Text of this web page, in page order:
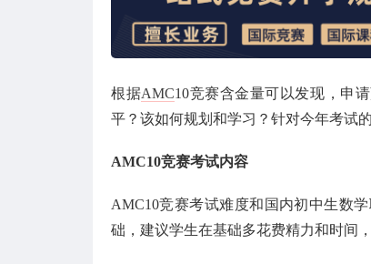
根据AMC10竞赛含金量可以发现，申
平？该如何规划和学习？针对今年考试
AMC10竞赛考试内容
AMC10竞赛考试难度和国内初中生数
础，建议学生在基础多花费精力和时间